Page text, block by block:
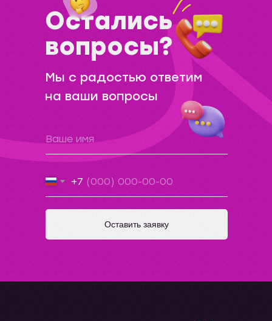
Остались
вопросы?
Мы с радостью ответим
на ваши вопросы
+7
Оставить заявку